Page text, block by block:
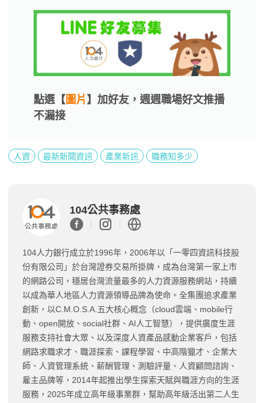
點選【 圖片 】加好友，週週職場好文推播
不漏接
人資 最新新聞資訊 產業新訊 職務知多少
104公共事務處
104人力銀行成立於1996年，2006年以「一零四資訊科技股
份有限公司」於台灣證券交易所掛牌，成為台灣第一家上市
的網路公司，穩居台灣流量最多的人力資源服務網站，持續
以成為華人地區人力資源領導品牌為使命。全集團追求產業
創新，以C.M.O.S.A.五大核心概念（cloud雲端、mobile行
動、open開放、social社群、AI人工智慧），提供廣度生涯
服務支持社會大眾、以及深度人資產品感動企業客戶，包括
網路求職求才、職涯探索、課程學習、中高階獵才、企業大
師、人資管理系統、薪酬管理、測驗評量、人資顧問諮詢、
雇主品牌等，2014年起推出學生探索天賦與職涯方向的生涯
服務，2025年成立高年級事業群，幫助高年級活出第二人生